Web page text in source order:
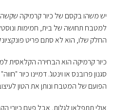
יש משהו בקסם של כיור קרמיקה
למטבח תחושה של בית, חמימות
החלק שלו, הוא לא סתם פריט
כיור קרמיקה הוא הבחירה הקלאסית
סגנון פרובנס או וינטג'. דמיינו כיור
הפועם של המטבח ונותן את הטון
אולי תתפלאו לגלות, אבל פעם כיורי